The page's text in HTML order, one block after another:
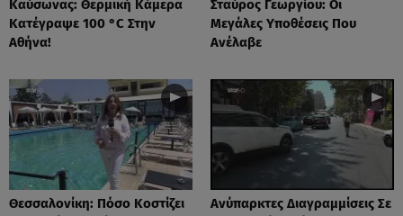
Καύσωνας: Θερμική Κάμερα
Κατέγραψε 100 °C Στην
Αθήνα!
Σταύρος Γεωργίου: Οι
Μεγάλες Υποθέσεις Που
Ανέλαβε
Θεσσαλονίκη: Πόσο Κοστίζει
Ανύπαρκτες Διαγραμμίσεις Σε